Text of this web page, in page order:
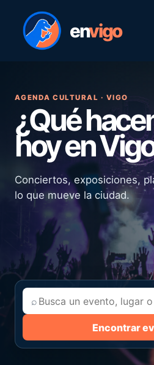
envigo
AGENDA CULTURAL · VIGO
¿Qué
hoy en
Conciertos, exposiciones,
lo que mueve la ciudad.
⌕
Encontrar